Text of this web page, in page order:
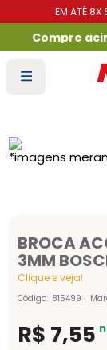
EM ATÉ 8X
Compre
BROCA
3MM
Clique e veja!
Código: 815499
R$ 7,55